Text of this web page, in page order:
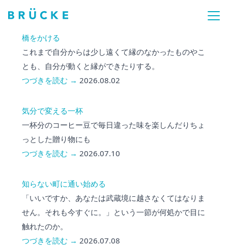
橋をかける
これまで自分からは少し遠くて縁のなかったものやこ
とも、自分が動くと縁ができたりする。
つづきを読む → 2026.08.02
気分で変える一杯
一杯分のコーヒー豆で毎日違った味を楽しんだりちょ
っとした贈り物にも
つづきを読む → 2026.07.10
知らない町に通い始める
「いいですか、あなたは武蔵境に越さなくてはなりま
せん。それも今すぐに。」という一節が何処かで目に
触れたのか。
つづきを読む → 2026.07.08